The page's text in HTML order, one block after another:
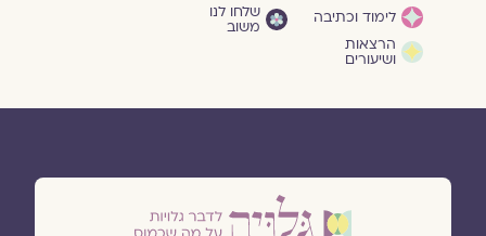
לימוד וכתיבה
הרצאות
ושיעורים
שלחו לנו
משוב